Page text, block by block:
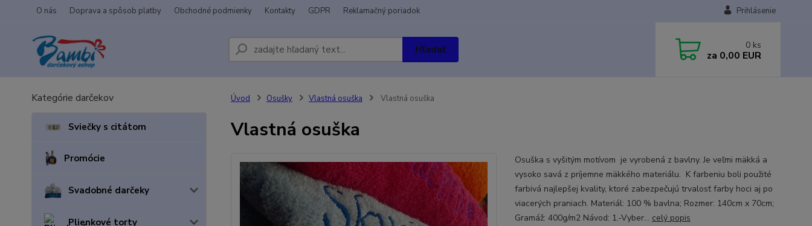
O nás Doprava a spôsob platby Obchodné podmienky Kontakty GDPR Reklamačný poriadok Prihlásenie
Hľadať 0 ks
za 0,00 EUR
Kategórie darčekov
Sviečky s citátom
Promócie
Svadobné darčeky
Plienkové torty
Úvod Osušky Vlastná osuška Vlastná osuška
Vlastná osuška
Osuška s vyšitým motívom je vyrobená z bavlny. Je veľmi mäkká a
vysoko savá z príjemne mäkkého materiálu. K farbeniu boli použité
farbivá najlepšej kvality, ktoré zabezpečujú trvalosť farby hoci aj po
viacerých praniach. Materiál: 100 % bavlna; Rozmer: 140cm x 70cm;
Gramáž: 400g/m2 Návod: 1.-Vyber... celý popis